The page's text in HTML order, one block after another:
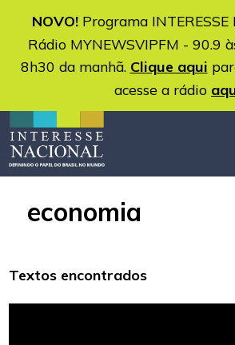
NOVO!Programa INTERESSE
Rádio MYNEWSVIPFM - 90.9
8h30 da manhã. Clique aqui
acesse a rádio
economia
Textos encontrados